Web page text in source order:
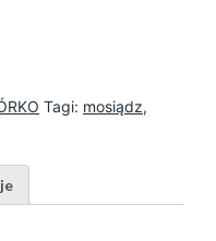
Tagi: mosiądz,